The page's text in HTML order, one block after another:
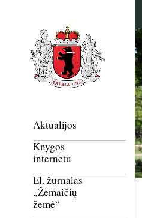
Aktualijos
Knygos
internetu
El. žurnalas
„Žemaičių
žemė“